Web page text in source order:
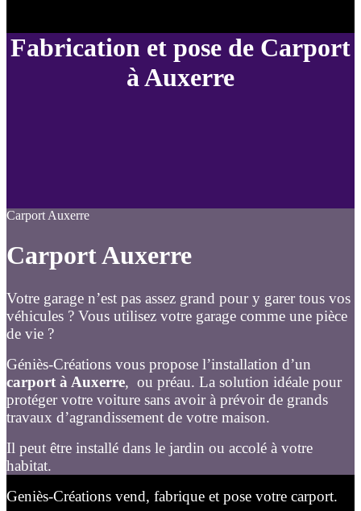
Fabrication et pose de Carport
à Auxerre
Carport Auxerre
Carport Auxerre
Votre garage n’est pas assez grand pour y garer tous vos
véhicules ? Vous utilisez votre garage comme une pièce
de vie ?
Géniès-Créations vous propose l’installation d’un
carport à Auxerre, ou préau. La solution idéale pour
protéger votre voiture sans avoir à prévoir de grands
travaux d’agrandissement de votre maison.
Il peut être installé dans le jardin ou accolé à votre
habitat.
Geniès-Créations vend, fabrique et pose votre carport.